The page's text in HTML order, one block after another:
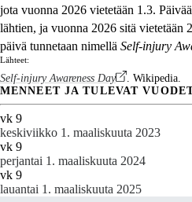
jota vuonna 2026 vietetään 1.3.
lähtien, ja vuonna 2026 sitä vietetään
päivä tunnetaan nimellä Self-injury
Lähteet:
Self-injury Awareness Day . Wikipedia.
MENNEET JA TULEVAT
vk 9
keskiviikko 1. maaliskuuta 2023
vk 9
perjantai 1. maaliskuuta 2024
vk 9
lauantai 1. maaliskuuta 2025